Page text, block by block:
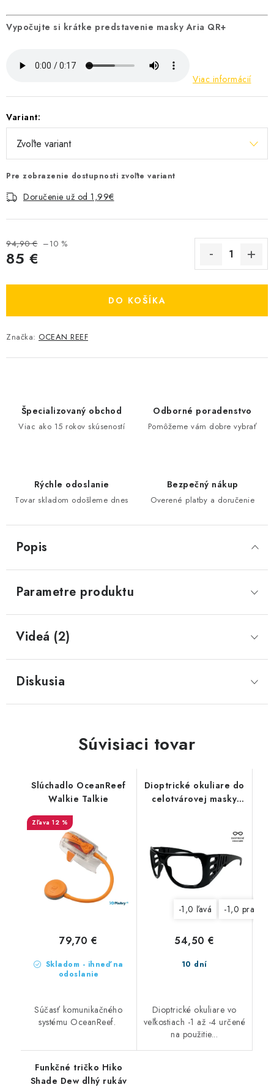
Vypočujte si krátke predstavenie masky Aria QR+
Viac informácií
Variant:
Pre zobrazenie dostupnosti zvoľte variant
Doručenie už od 1,99€
94,90 € –10 %
85 €
DO KOŠÍKA
Značka: OCEAN REEF
Špecializovaný obchod
Viac ako 15 rokov skúseností
Odborné poradenstvo
Pomôžeme vám dobre vybrať
Rýchle odoslanie
Tovar skladom odošleme dnes
Bezpečný nákup
Overené platby a doručenie
Popis
Parametre produktu
Videá (2)
Diskusia
Súvisiaci tovar
Slúchadlo OceanReef
Walkie Talkie
12 %
Skladom - ihneď na
odoslanie
79,70 €
Súčasť komunikačného
systému OceanReef.
Dioptrické okuliare do
celotvárovej masky
-1,0 ľavá -1,0 pravá
10 dní
54,50 €
Dioptrické okuliare vo
veľkostiach -1 až -4 určené
na použitie...
Funkčné tričko Hiko
Shade Dew dlhý rukáv